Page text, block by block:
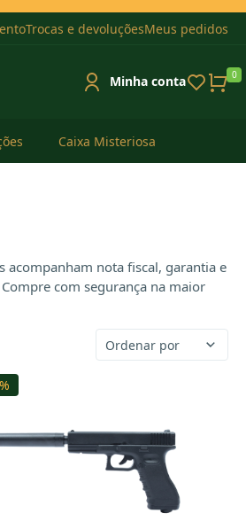
Trocas e devoluçõesMeus pedidos
Minha conta 0
Caixa Misteriosa
acompanham nota fiscal, garantia e
com segurança na maior
Ordenar por